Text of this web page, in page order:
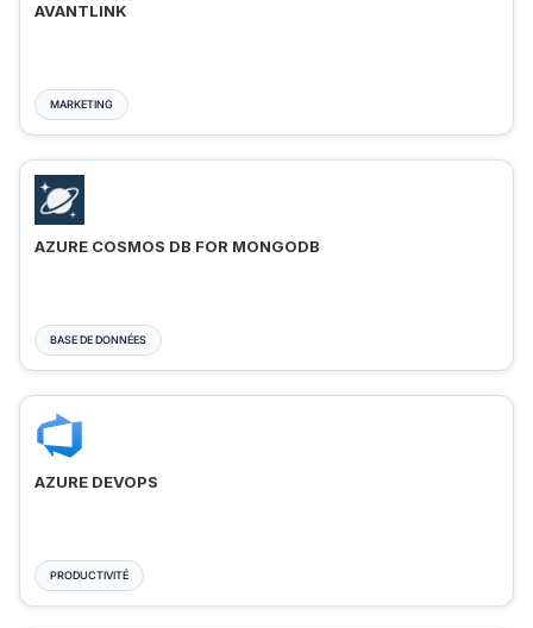
AVANTLINK
MARKETING
AZURE COSMOS DB FOR MONGODB
BASE DE DONNÉES
AZURE DEVOPS
PRODUCTIVITÉ